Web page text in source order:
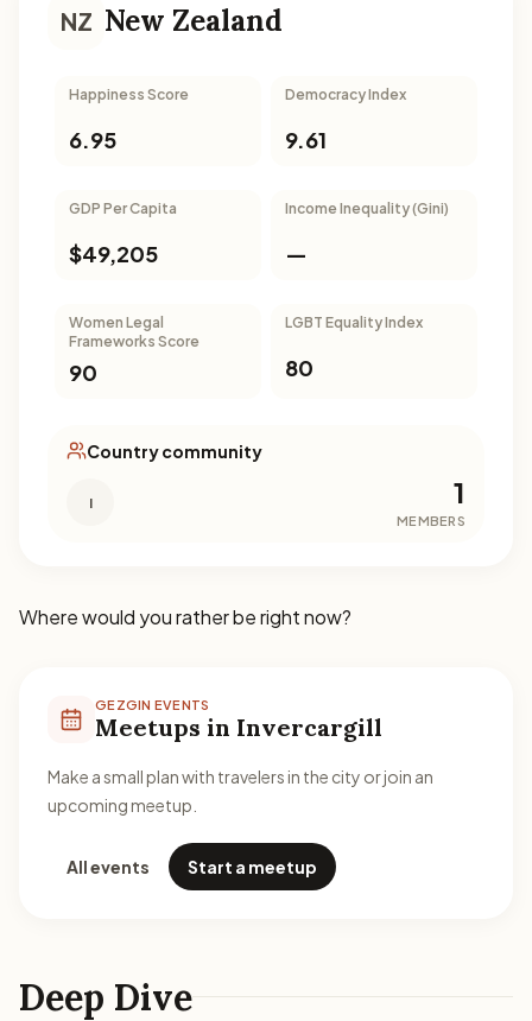
Deep Dive
NZ New Zealand
Happiness Score
6.95
Democracy Index
9.61
GDP Per Capita
$49,205
Income Inequality (Gini)
—
Women Legal
Frameworks Score
90
LGBT Equality Index
80
Country community
I 1
MEMBERS
Where would you rather be right now?
GEZGIN EVENTS
Meetups in Invercargill
Make a small plan with travelers in the city or join an
upcoming meetup.
All events Start a meetup